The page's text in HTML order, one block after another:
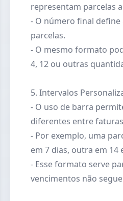
representam parcelas
- O número final
parcelas.
- O mesmo formato
4, 12 ou outras
5. Intervalos
- O uso de barra
diferentes entre
- Por exemplo, uma
em 7 dias, outra em 14
- Esse formato serve
vencimentos não